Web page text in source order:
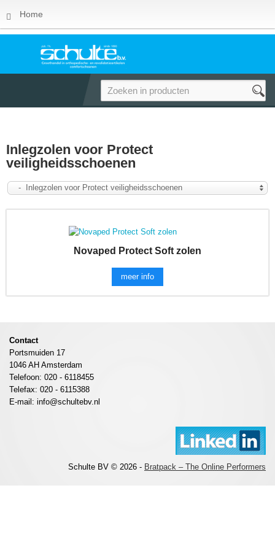
Home
Inlegzolen voor Protect
veiligheidsschoenen
- Inlegzolen voor Protect veiligheidsschoenen
Novaped Protect Soft zolen
meer info
Contact
Portsmuiden 17
1046 AH Amsterdam
Telefoon: 020 - 6118455
Telefax: 020 - 6115388
E-mail: info@schultebv.nl
Schulte BV © 2026 - Bratpack – The Online Performers